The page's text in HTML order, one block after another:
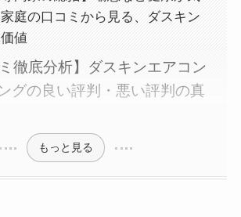
庭の口コミから見る、ダスキン
値
徹底分析】ダスキンエアコン
グの良い評判・悪い評判の真
もっと見る